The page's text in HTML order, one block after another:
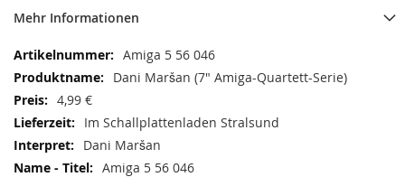
Mehr Informationen
Mehr
Informationen
Amiga 5 56 046
Dani Maršan (7" Amiga-Quartett-Serie)
4,99 €
Im Schallplattenladen Stralsund
Dani Maršan
Amiga 5 56 046